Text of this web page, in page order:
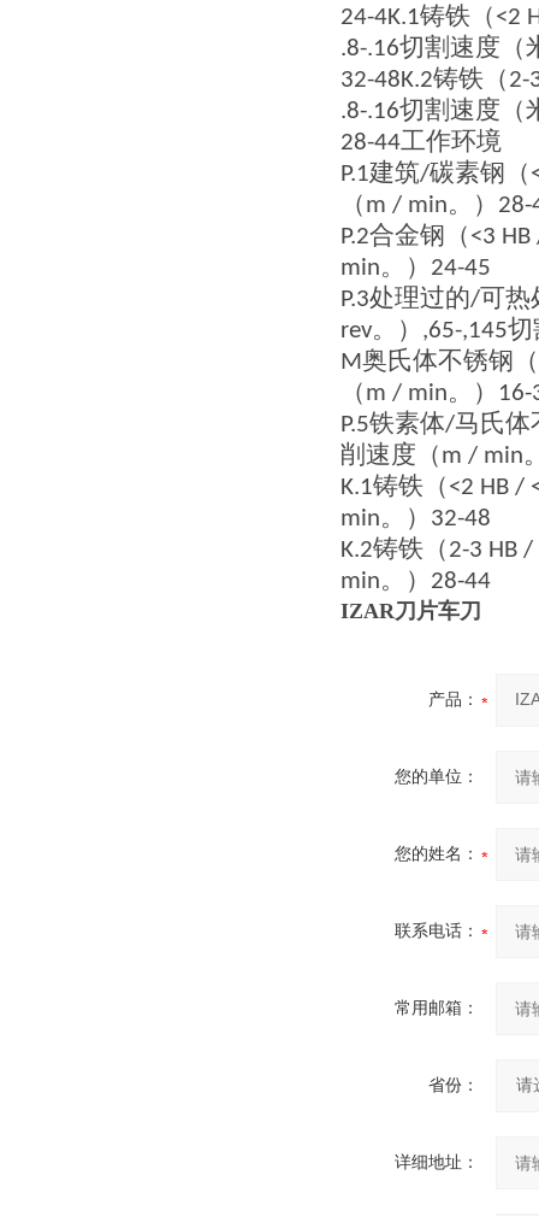
24-4K.1铸铁（<2
.8-.16切割速度（
32-48K.2铸铁（2-
.8-.16切割速度（
28-44工作环境
P.1建筑/碳素钢（
（m / min。）
28-
P.2合金钢（<3
min。）
24-45
P.3处理过的/可热
rev。） ,65-,145切
M奥氏体不锈钢（
（m / min。）
16-
P.5铁素体/马氏体
削速度（m / min
K.1铸铁（<2 HB /
min。）
32-48
K.2铸铁（2-3 HB
min。） 28-44
IZAR刀片车刀
产品：
您的单位：
您的姓名：
联系电话：
常用邮箱：
省份：
详细地址：